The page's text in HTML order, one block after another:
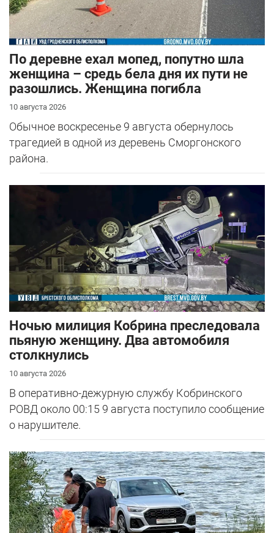
По деревне ехал мопед, попутно шла
женщина – средь бела дня их пути не
разошлись. Женщина погибла
10 августа 2026
Обычное воскресенье 9 августа обернулось
трагедией в одной из деревень Сморгонского
района.
Ночью милиция Кобрина преследовала
пьяную женщину. Два автомобиля
столкнулись
10 августа 2026
В оперативно-дежурную службу Кобринского
РОВД около 00:15 9 августа поступило сообщение
о нарушителе.